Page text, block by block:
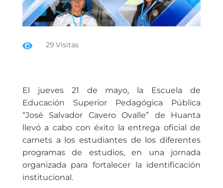
 29 Visitas
El jueves 21 de mayo, la Escuela de
Educación Superior Pedagógica Pública
“José Salvador Cavero Ovalle” de Huanta
llevó a cabo con éxito la entrega oficial de
carnets a los estudiantes de los diferentes
programas de estudios, en una jornada
organizada para fortalecer la identificación
institucional.